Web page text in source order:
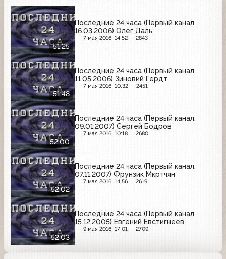
51:25
Последние 24 часа (Первый канал,
16.03.2006) Олег Даль
7 мая 2016, 14:52 2843
51:48
Последние 24 часа (Первый канал,
11.05.2006) Зиновий Гердт
7 мая 2016, 10:32 2451
52:00
Последние 24 часа (Первый канал,
09.01.2007) Сергей Бодров
7 мая 2016, 10:18 2680
52:02
Последние 24 часа (Первый канал,
07.11.2007) Фрунзик Мкртчян
7 мая 2016, 14:56 2619
52:03
Последние 24 часа (Первый канал,
15.12.2005) Евгений Евстигнеев
9 мая 2016, 17:01 2709